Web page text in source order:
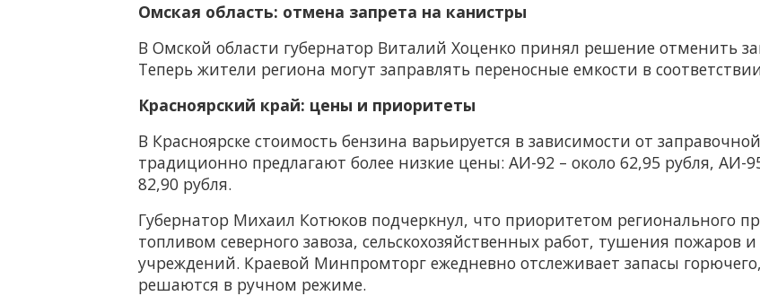
Омская область: отмена запрета на канистры
В Омской области губернатор Виталий Хоценко принял решение отменить
Теперь жители региона могут заправлять переносные емкости в
Красноярский край: цены и приоритеты
В Красноярске стоимость бензина варьируется в зависимости от
традиционно предлагают более низкие цены: АИ-92 – около 62,95 рубля, АИ-
82,90 рубля.
Губернатор Михаил Котюков подчеркнул, что приоритетом регионального
топливом северного завоза, сельскохозяйственных работ, тушения пожаров
учреждений. Краевой Минпромторг ежедневно отслеживает запасы
решаются в ручном режиме.